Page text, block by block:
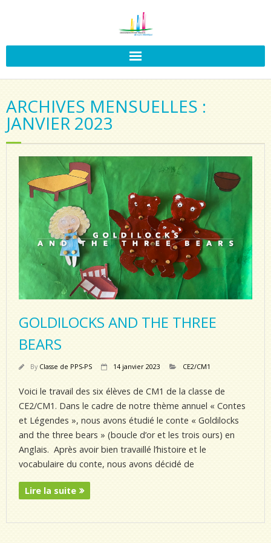
ARCHIVES MENSUELLES :
JANVIER 2023
GOLDILOCKS AND THE THREE
BEARS
By Classe de PPS-PS 14 janvier 2023 CE2/CM1
Voici le travail des six élèves de CM1 de la classe de
CE2/CM1. Dans le cadre de notre thème annuel « Contes
et Légendes », nous avons étudié le conte « Goldilocks
and the three bears » (boucle d’or et les trois ours) en
Anglais. Après avoir bien travaillé l’histoire et le
vocabulaire du conte, nous avons décidé de
Lire la suite